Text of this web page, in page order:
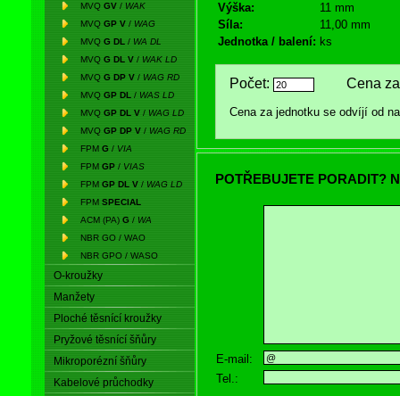
MVQ GV / WAK
MVQ GP V / WAG
MVQ G DL / WA DL
MVQ G DL V / WAK LD
MVQ G DP V / WAG RD
MVQ GP DL / WAS LD
MVQ GP DL V / WAG LD
MVQ GP DP V / WAG RD
FPM G / VIA
FPM GP / VIAS
FPM GP DL V / WAG LD
FPM SPECIAL
ACM (PA) G / WA
NBR GO / WAO
NBR GPO / WASO
O-kroužky
Manžety
Ploché těsnící kroužky
Pryžové těsnící šňůry
Mikroporézní šňůry
Kabelové průchodky
Výška:
11 mm
Síla:
11,00 mm
Jednotka / balení: ks
Počet: Cena za
Cena za jednotku se odvíjí od
POTŘEBUJETE PORADIT?
E-mail:
Tel.: